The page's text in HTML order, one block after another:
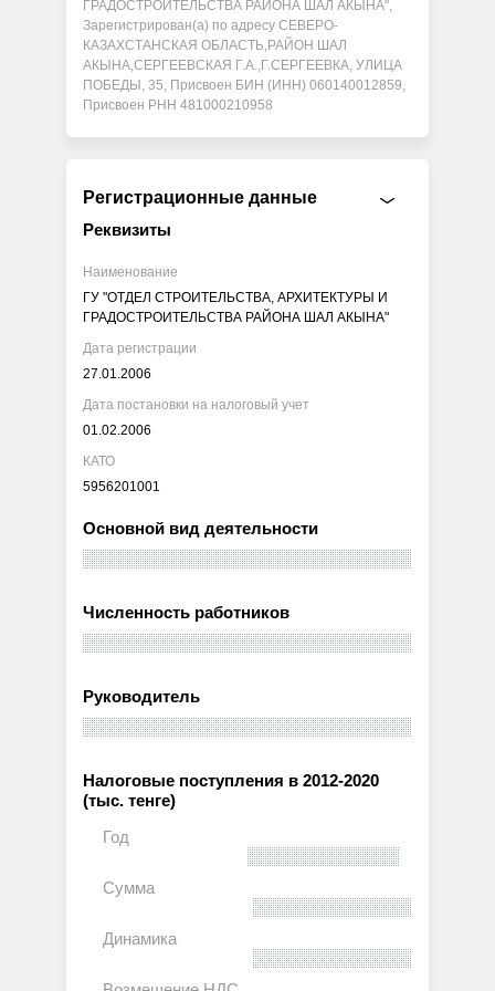
ГРАДОСТРОИТЕЛЬСТВА РАЙОНА ШАЛ АКЫНА",
Зарегистрирован(а) по адресу СЕВЕРО-
КАЗАХСТАНСКАЯ ОБЛАСТЬ,РАЙОН ШАЛ
АКЫНА,СЕРГЕЕВСКАЯ Г.А.,Г.СЕРГЕЕВКА, УЛИЦА
ПОБЕДЫ, 35, Присвоен БИН (ИНН) 060140012859,
Присвоен РНН 481000210958
Регистрационные данные
Реквизиты
Наименование
ГУ "ОТДЕЛ СТРОИТЕЛЬСТВА, АРХИТЕКТУРЫ И
ГРАДОСТРОИТЕЛЬСТВА РАЙОНА ШАЛ АКЫНА"
Дата регистрации
27.01.2006
Дата постановки на налоговый учет
01.02.2006
КАТО
5956201001
Основной вид деятельности
Численность работников
Руководитель
Налоговые поступления в 2012-2020
(тыс. тенге)